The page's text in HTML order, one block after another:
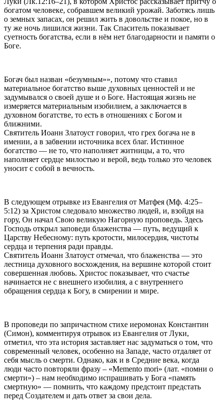
богатом человеке, собравшем великий урожай. Заботясь лишь
о земных запасах, он решил жить в довольстве и покое, но в
ту же ночь лишился жизни. Так Спаситель показывает
суетность богатства, если в нём нет благодарности и памяти о
Боге.
Богач был назван «безумным»», потому что ставил
материальное богатство выше духовных ценностей и не
задумывался о своей душе и о Боге. Настоящая жизнь не
измеряется материальным изобилием, а заключается в
духовном богатстве, то есть в отношениях с Богом и
ближними.
Святитель Иоанн Златоуст говорил, что грех богача не в
имении, а в забвении источника всех благ. Истинное
богатство — не то, что наполняет житницы, а то, что
наполняет сердце милостью и верой, ведь только это человек
уносит с собой в вечность.
В следующем отрывке из Евангелия от Матфея (Мф. 4:25–
5:12) за Христом следовало множество людей, и, взойдя на
гору, Он начал Свою великую Нагорную проповедь. Здесь
Господь открыл заповеди блаженства — путь, ведущий к
Царству Небесному: путь кротости, милосердия, чистоты
сердца и терпения ради правды.
Святитель Иоанн Златоуст отмечал, что блаженства — это
лестница духовного восхождения, на вершине которой стоит
совершенная любовь. Христос показывает, что счастье
начинается не с внешнего изобилия, а с внутреннего
обращения сердца к Богу, в смирении и мире.
В проповеди по запричастном стихе иеромонах Константин
(Симон), комментируя отрывок из Евангелия от Луки,
отметил, что эта история заставляет нас задуматься о том, что
современный человек, особенно на Западе, часто отдаляет от
себя мысль о смерти. Однако, как и в Средние века, когда
люди часто повторяли фразу – «Memento mori» (лат. «помни о
смерти») – нам необходимо испрашивать у Бога «память
смертную» — помнить, что каждому предстоит предстать
перед Создателем и дать ответ за свои дела.